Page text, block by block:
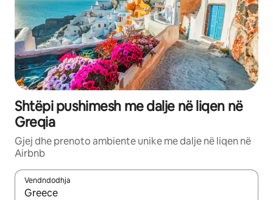
Shtëpi pushimesh me dalje në liqen në
Greqia
Gjej dhe prenoto ambiente unike me dalje në liqen në
Airbnb
Vendndodhja
Kur rezultatet të jenë të disponueshme, lëviz me butonat e